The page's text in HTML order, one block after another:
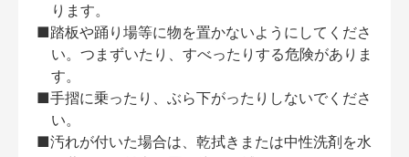
ります。
■踏板や踊り場等に物を置かないようにしてくださ
い。つまずいたり、すべったりする危険がありま
す。
■手摺に乗ったり、ぶら下がったりしないでくださ
い。
■汚れが付いた場合は、乾拭きまたは中性洗剤を水